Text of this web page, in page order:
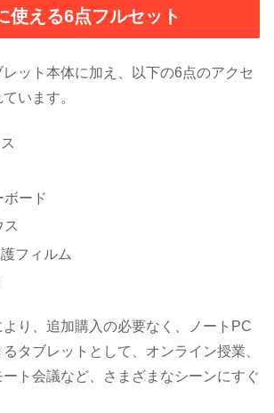
使える6点フルセット
ット本体に加え、以下の6点のアクセ
います。
ボード
フィルム
り、追加購入の必要なく、ノートPC
タブレットとして、オンライン授業、
ト会議など、さまざまなシーンにすぐ